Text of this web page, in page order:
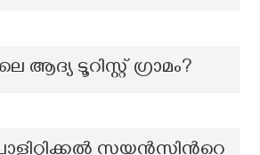
ആദ്യ ടൂറിസ്റ്റ് ഗ്രാമം?